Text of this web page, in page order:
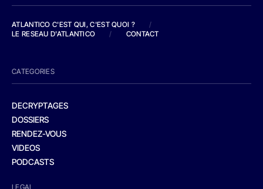
ATLANTICO C'EST QUI, C'EST QUOI ?
/
LE RESEAU D'ATLANTICO
/ CONTACT
CATEGORIES
DECRYPTAGES
DOSSIERS
RENDEZ-VOUS
VIDEOS
PODCASTS
LEGAL